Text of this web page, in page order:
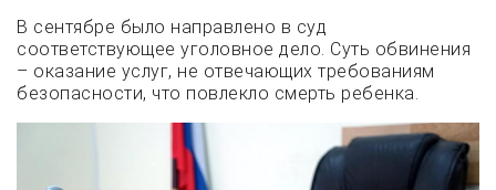
В сентябре было направлено в суд
соответствующее уголовное дело. Суть обвинения
– оказание услуг, не отвечающих требованиям
безопасности, что повлекло смерть ребенка.